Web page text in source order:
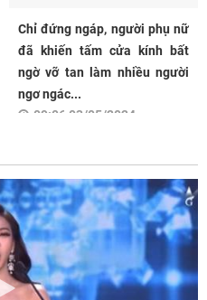
Chỉ đứng ngáp, người phụ nữ
đã khiến tấm cửa kính bất
ngờ vỡ tan làm nhiều người
ngơ ngác...
09:06 03/05/2024